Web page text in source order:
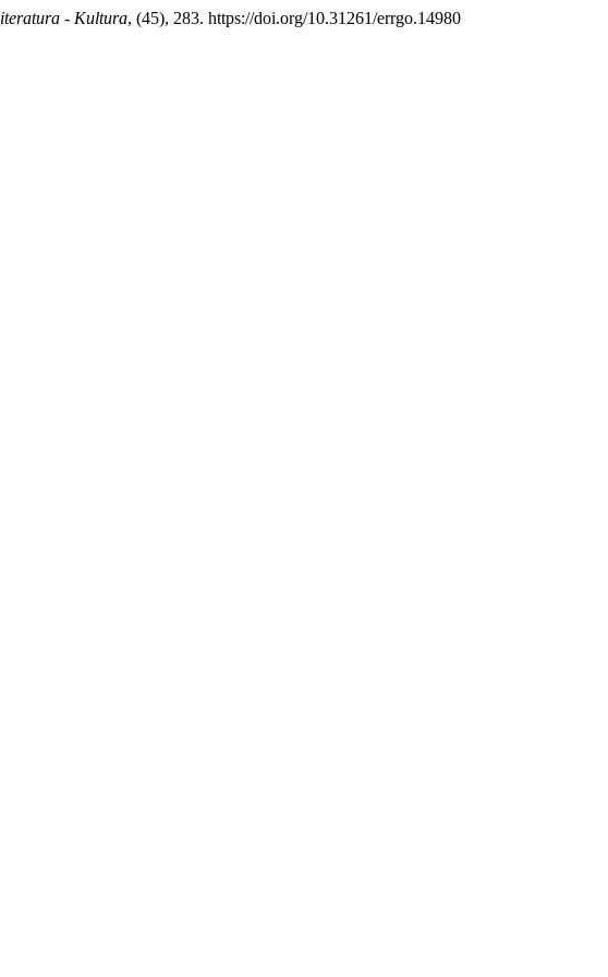
- Kultura, (45), 283. https://doi.org/10.31261/errgo.14980